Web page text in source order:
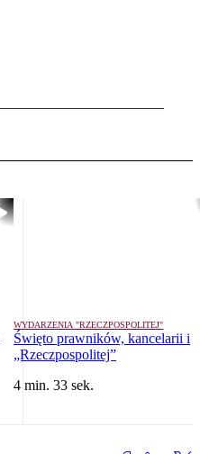
WYDARZENIA "RZECZPOSPOLITEJ"
Święto prawników, kancelarii i
„Rzeczpospolitej”
4 min. 33 sek.